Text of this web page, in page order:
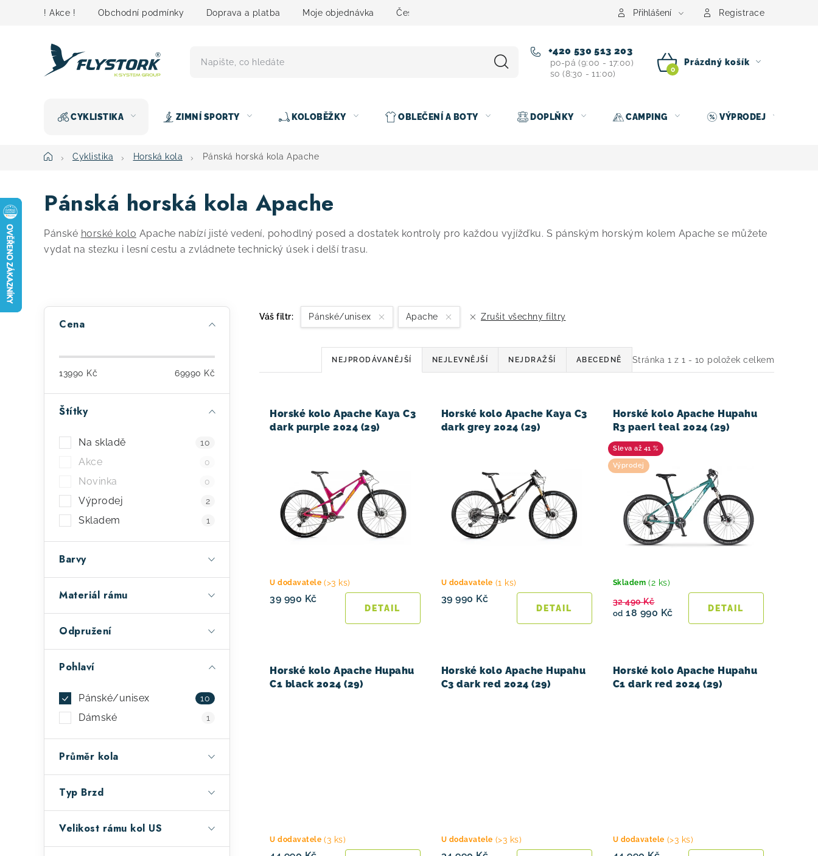
! Akce ! Obchodní podmínky Doprava a platba Moje objednávka Čeština Půjčovna nosičů kol Kontakt
Přihlášení Registrace
+420 530 513 203
po-pá (9:00 - 17:00)
so (8:30 - 11:00)
NÁKUPNÍ
Prázdný košík
CYKLISTIKA ZIMNÍ SPORTY KOLOBĚŽKY OBLEČENÍ A BOTY DOPLŇKY CAMPING VÝPRODEJ
DomůCyklistika Horská kola Pánská horská kola Apache
Pánská horská kola Apache
Pánské horské kolo Apache nabízí jisté vedení, pohodlný posed a dostatek kontroly pro každou vyjížďku. S pánským horským kolem Apache se můžete
vydat na stezku i lesní cestu a zvládnete technický úsek i delší trasu.
P
t
a
n
l
Cena
13990 Kč 69990 Kč
Štítky
Na skladě 10
Akce 0
Novinka 0
Výprodej 2
Skladem 1
Barvy
Materiál rámu
Odpružení
Pohlaví
Pánské/unisex 10
Dámské 1
Průměr kola
Typ Brzd
Velikost rámu kol US
Váš filtr: Pánské/unisex Apache Zrušit všechny filtry
Stránka 1 z 1 - 10 položek celkem
Ř
a
z
e
í
p
r
u
NEJPRODÁVANĚJŠÍ NEJLEVNĚJŠÍ NEJDRAŽŠÍ ABECEDNĚ
V
o
d
ů
Horské kolo Apache Kaya C3
dark purple 2024 (29)
U dodavatele (>3 ks)
39 990 Kč
Horské kolo Apache Kaya C3
dark grey 2024 (29)
U dodavatele (1 ks)
39 990 Kč
Horské kolo Apache Hupahu
R3 paerl teal 2024 (29)
až 41 %
Výprodej
Skladem (2 ks)
od 18 990 Kč
32 490 Kč
Horské kolo Apache Hupahu
C1 black 2024 (29)
U dodavatele (3 ks)
Horské kolo Apache Hupahu
C3 dark red 2024 (29)
U dodavatele (>3 ks)
Horské kolo Apache Hupahu
C1 dark red 2024 (29)
U dodavatele (>3 ks)